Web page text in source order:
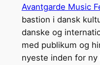
Avantgarde Music
bastion i dansk
danske og
med publikum og
nyeste inden for